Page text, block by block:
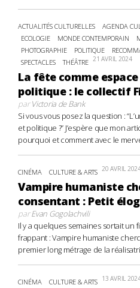
ACTUALITÉS CULTURELLES AGENDA
ECOLOGIE
MONDE CONTEMPORAIN
PHOTOGRAPHIE
POLITIQUE
SPECTACLES
THÉÂTRE 21 AVRIL 2024
La fête comme
politique : le collectif
parVictoria de Bank
Si vous vous posez la question :
et politique ?” J’espère que mon
pourquoi et comment avec le
CINÉMA CULTURE & ARTS 20 AVRIL
Vampire humaniste
consentant : Petit
parEvan Gogolachvili
Il y a quelques semaines sortait
frappant : Vampire humaniste
premier long métrage de la
CINÉMA CULTURE & ARTS 13 AVRIL